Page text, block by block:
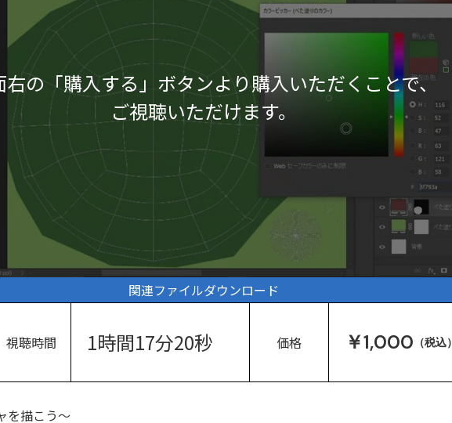
右の「購入する」ボタンより購入いただくことで、
ご視聴いただけます。
関連ファイルダウンロード
視聴時間 1時間17分20秒 価格 ￥1,000 （税込）
を描こう～